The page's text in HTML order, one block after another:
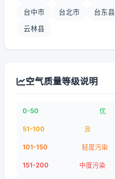
台中市 台北市 台东县
云林县
空气质量等级说明
0-50 优
51-100 良
101-150 轻度污染
151-200 中度污染